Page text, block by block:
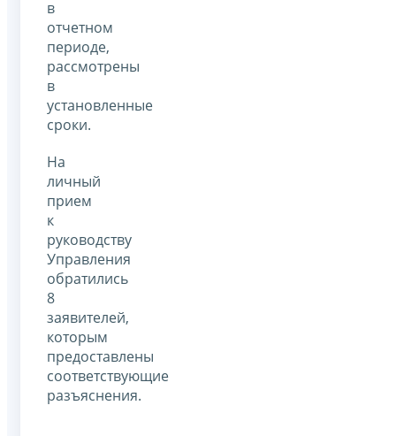
в
отчетном
периоде,
рассмотрены
в
установленные
сроки.
На
личный
прием
к
руководству
Управления
обратились
8
заявителей,
которым
предоставлены
соответствующие
разъяснения.